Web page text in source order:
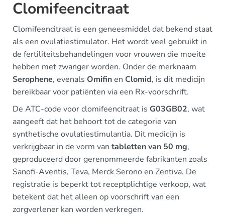
Clomifeencitraat
Clomifeencitraat is een geneesmiddel dat bekend staat
als een ovulatiestimulator. Het wordt veel gebruikt in
de fertiliteitsbehandelingen voor vrouwen die moeite
hebben met zwanger worden. Onder de merknaam
Serophene, evenals Omifinen Clomid, is dit medicijn
bereikbaar voor patiënten via een Rx-voorschrift.
De ATC-code voor clomifeencitraat is G03GB02, wat
aangeeft dat het behoort tot de categorie van
synthetische ovulatiestimulantia. Dit medicijn is
verkrijgbaar in de vorm van tabletten van 50 mg,
geproduceerd door gerenommeerde fabrikanten zoals
Sanofi-Aventis, Teva, Merck Serono en Zentiva. De
registratie is beperkt tot receptplichtige verkoop, wat
betekent dat het alleen op voorschrift van een
zorgverlener kan worden verkregen.